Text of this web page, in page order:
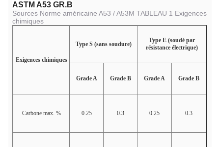
ASTM A53 GR.B
Sources Norme américaine A53 / A53M TABLEAU 1 Exigences
chimiques
Exigences chimiques
Type S (sans soudure)
Type E (soudé par
résistance électrique)
Grade A Grade B Grade A Grade B
Carbone max. % 0.25 0.3 0.25 0.3